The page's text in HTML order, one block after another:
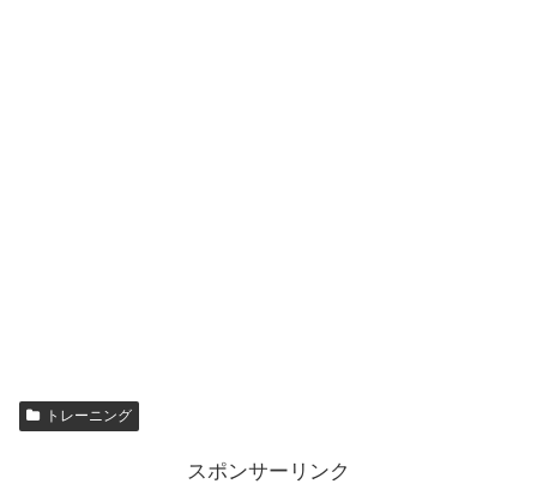
トレーニング
スポンサーリンク